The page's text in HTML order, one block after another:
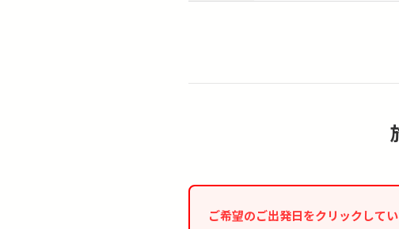
ご希望のご出発日をクリックして